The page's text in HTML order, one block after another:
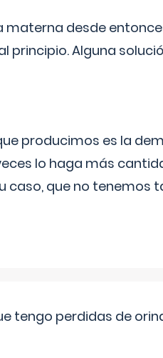
materna desde
principio. Alguna
producimos es la
lo haga más
caso, que no tenemos
tengo perdidas de